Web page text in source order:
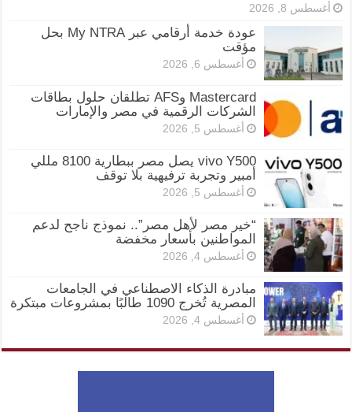
أغسطس 8, 2026
عودة خدمة أرقامي عبر My NTRA بحل
مؤقت
أغسطس 6, 2026
Mastercard وAFS تطلقان حلول بطاقات
الشركات الرقمية في مصر والإمارات
أغسطس 5, 2026
vivo Y500 يصل مصر ببطارية 8100 مللي
أمبير وتجربة ترفيهية بلا توقف
أغسطس 5, 2026
“خير مصر لأهل مصر”.. نموذج ناجح لدعم
المواطنين بأسعار مخفضة
أغسطس 4, 2026
مبادرة الذكاء الاصطناعي في الجامعات
المصرية تُخرج 1090 طالبًا بمشروعات مبتكرة
أغسطس 4, 2026